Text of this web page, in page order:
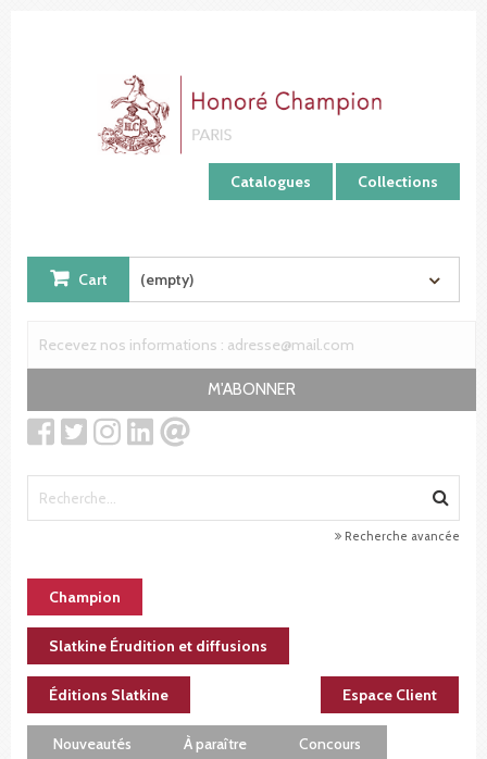
Catalogues Collections
Cart (empty)
M'ABONNER
Recherche avancée
Champion
Slatkine Érudition et diffusions
Éditions Slatkine Espace Client
Nouveautés À paraître Concours